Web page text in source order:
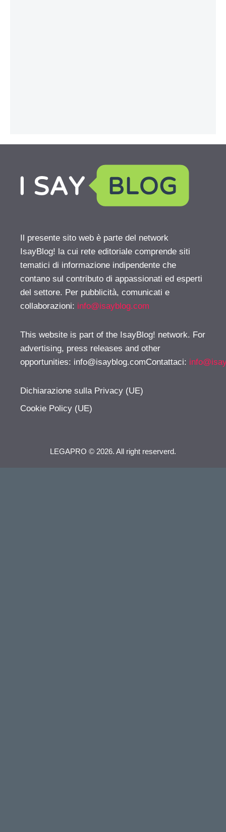
Il presente sito web è parte del network
IsayBlog! la cui rete editoriale comprende siti
tematici di informazione indipendente che
contano sul contributo di appassionati ed esperti
del settore. Per pubblicità, comunicati e
collaborazioni: info@isayblog.com
This website is part of the IsayBlog! network. For
advertising, press releases and other
opportunities: info@isayblog.comContattaci:
Dichiarazione sulla Privacy (UE)
Cookie Policy (UE)
LEGAPRO © 2026. All right reserverd.